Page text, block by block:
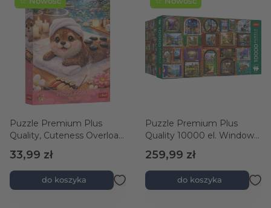
Puzzle Premium Plus
Quality, Cuteness Overload
500 el. Urocza wydra
33,99 zł
do koszyka
Puzzle Premium Plus
Quality 10000 el. Windows
of the Seasons
259,99 zł
do koszyka